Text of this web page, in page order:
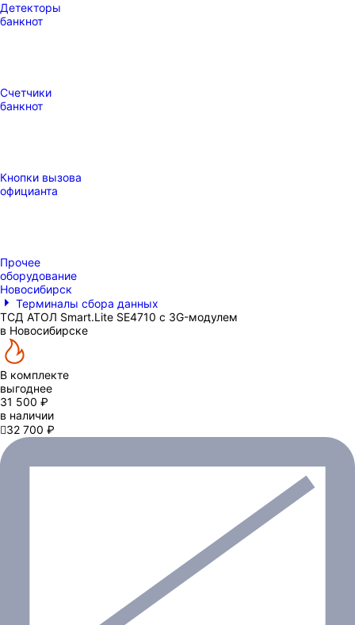
Детекторы
банкнот
Счетчики
банкнот
Кнопки вызова
официанта
Прочее
оборудование
Новосибирск
Терминалы сбора данных
ТСД АТОЛ Smart.Lite SE4710 с 3G-модулем
в Новосибирске
В комплекте
выгоднее
31 500 ₽
в наличии
32 700 ₽